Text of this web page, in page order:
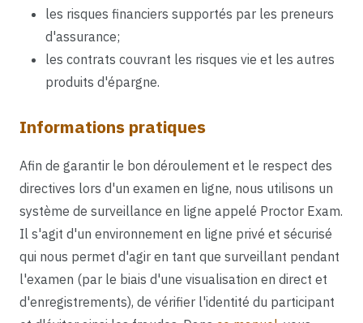
les risques financiers supportés par les preneurs
d'assurance;
les contrats couvrant les risques vie et les autres
produits d'épargne.
Informations pratiques
Afin de garantir le bon déroulement et le respect des
directives lors d'un examen en ligne, nous utilisons un
système de surveillance en ligne appelé Proctor Exam.
Il s'agit d'un environnement en ligne privé et sécurisé
qui nous permet d'agir en tant que surveillant pendant
l'examen (par le biais d'une visualisation en direct et
d'enregistrements), de vérifier l'identité du participant